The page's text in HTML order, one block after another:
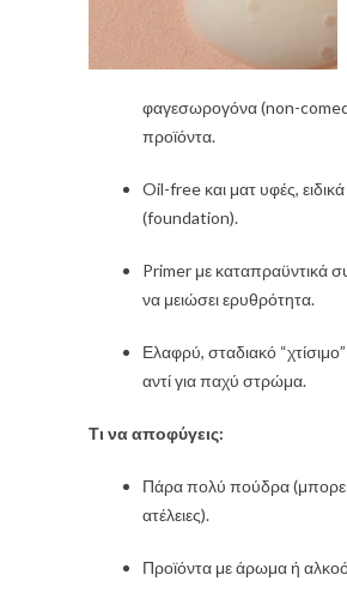
φαγεσωρογόνα (non-
προϊόντα.
Oil-free και ματ υφές,
(foundation).
Primer με καταπραϋντικά
να μειώσει ερυθρότητα.
Ελαφρύ, σταδιακό
αντί για παχύ στρώμα.
Τι να αποφύγεις:
Πάρα πολύ πούδρα (μπορεί
ατέλειες).
Προϊόντα με άρωμα ή